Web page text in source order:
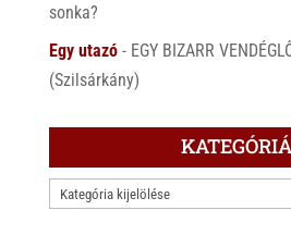
sonka?
Egy utazó- EGY BIZARR
(Szilsárkány)
KATEGÓRIÁK